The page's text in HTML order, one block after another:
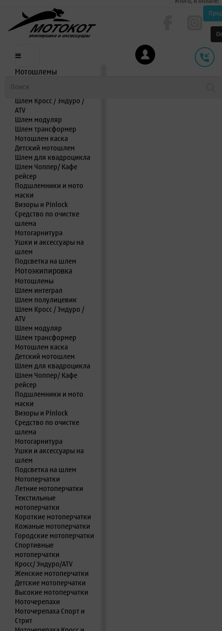
Мотошлемы
Шлем полулицевик
Шлем Кросс / Эндуро /
ATV
Шлем модуляр
Шлем трансформер
Мотошлем каска
Детский мотошлем
Шлем для квадроцикла
Шлем Чоппер/ Кафе
рейсер
Подшлемники и мото
маски
Визоры и Pinlock
Средство по очистке
шлема
Мотогарнитура
Ушки и аксессуары на
шлем
Подсветка на шлем
Мотоэкипировка
Мотошлемы
Шлем интеграл
Шлем полулицевик
Шлем Кросс / Эндуро /
ATV
Шлем модуляр
Шлем трансформер
Мотошлем каска
Детский мотошлем
Шлем для квадроцикла
Шлем Чоппер/ Кафе
рейсер
Подшлемники и мото
маски
Визоры и Pinlock
Средство по очистке
шлема
Мотогарнитура
Ушки и аксессуары на
шлем
Подсветка на шлем
Мотоперчатки
Летние мотоперчатки
Текстильные
мотоперчатки
Короткие мотоперчатки
Кожаные мотоперчатки
Городские мотоперчатки
Спортивные
мотоперчатки
Кросс/ Эндуро/ATV
Женские мотоперчатки
Детские мотоперчатки
Высокие мотоперчатки
Моточерепахи
Моточерепаха Спорт и
Стрит